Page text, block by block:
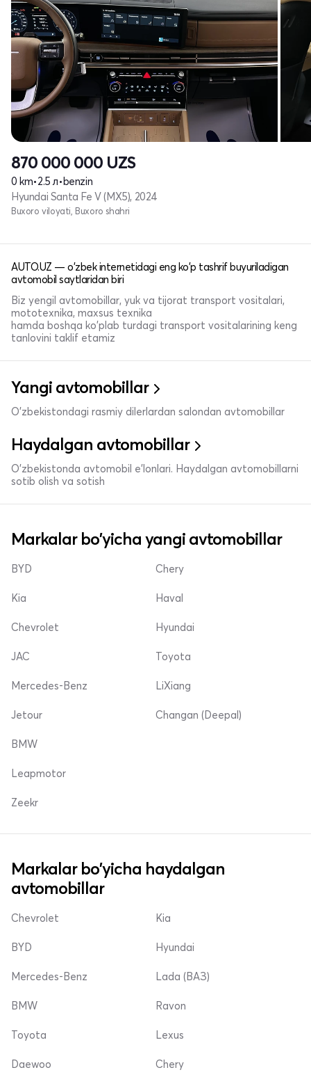
870 000 000 UZS
0 km•2.5 л•benzin
Hyundai Santa Fe V (MX5), 2024
Buxoro viloyati, Buxoro shahri
AUTO.UZ — o'zbek internetidagi eng ko'p tashrif buyuriladigan
avtomobil saytlaridan biri
Biz yengil avtomobillar, yuk va tijorat transport vositalari,
mototexnika, maxsus texnika
hamda boshqa ko'plab turdagi transport vositalarining keng
tanlovini taklif etamiz
Yangi avtomobillar
O'zbekistondagi rasmiy dilerlardan salondan avtomobillar
Haydalgan avtomobillar
O'zbekistonda avtomobil e’lonlari. Haydalgan avtomobillarni
sotib olish va sotish
Markalar bo'yicha yangi avtomobillar
BYD
Kia
Chevrolet
Chery
Haval
Hyundai
JAC
Mercedes-Benz
Jetour
Toyota
LiXiang
Changan (Deepal)
BMW
Leapmotor
Zeekr
Markalar bo'yicha haydalgan
avtomobillar
Chevrolet
BYD
Mercedes-Benz
Kia
Hyundai
Lada (ВАЗ)
BMW
Toyota
Daewoo
Ravon
Lexus
Chery